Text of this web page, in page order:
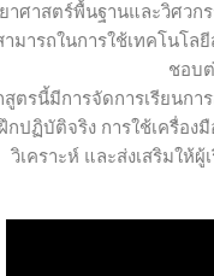
ศาสตร์พื้นฐานและวิศวก
มารถในการใช้เทคโนโ
ชอบ
สูตรนี้มีการจัดการเรียน
กปฏิบัติจริง การใช้เครื่อ
วิเคราะห์ และส่งเสริมใ